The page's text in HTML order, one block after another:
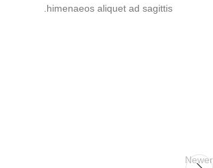
himenaeos aliquet ad sagittis.
Newer